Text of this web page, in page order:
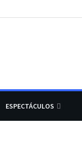
ESPECTÁCULOS